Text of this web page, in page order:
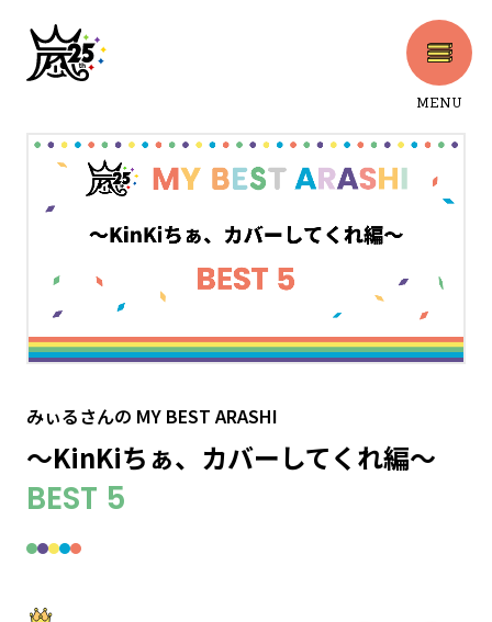
MENU
みぃるさんの MY BEST ARASHI
〜KinKiちぁ、カバーしてくれ編〜
BEST 5